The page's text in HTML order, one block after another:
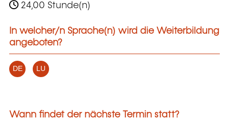
24,00 Stunde(n)
In welcher/n Sprache(n) wird die Weiterbildung
angeboten?
DE LU
Wann findet der nächste Termin statt?